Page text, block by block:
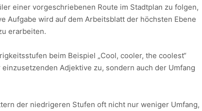
einer vorgeschriebenen Route im Stadtplan zu folgen,
Aufgabe wird auf dem Arbeitsblatt der höchsten Ebene
erarbeiten.
beim Beispiel „Cool, cooler, the coolest“
Adjektive zu, sondern auch der Umfang
der niedrigeren Stufen oft nicht nur weniger Umfang,